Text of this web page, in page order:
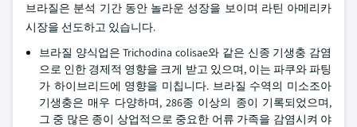
브라질은 분석 기간 동안 놀라운 성장을 보이며 라틴 아메리카
시장을 선도하고 있습니다.
브라질 양식업은 Trichodina colisae와 같은 신종 기생충 감염
으로 인한 경제적 영향을 크게 받고 있으며, 이는 파쿠와 파팅
가 하이브리드에 영향을 미칩니다. 브라질 수역의 미소조아
기생충은 매우 다양하며, 286종 이상의 종이 기록되었으며,
그 중 많은 종이 상업적으로 중요한 어류 가족을 감염시켜 야